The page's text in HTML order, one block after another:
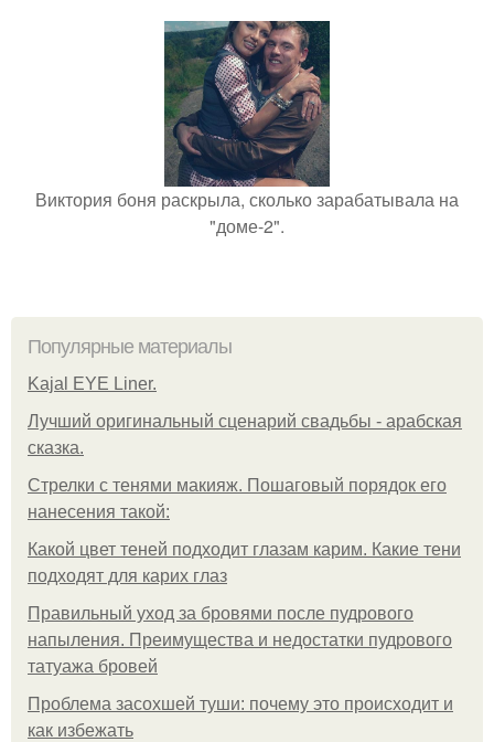
Виктория боня раскрыла, сколько зарабатывала на
"доме-2".
Популярные материалы
Kajal EYE Liner.
Лучший оригинальный сценарий свадьбы - арабская
сказка.
Стрелки с тенями макияж. Пошаговый порядок его
нанесения такой:
Какой цвет теней подходит глазам карим. Какие тени
подходят для карих глаз
Правильный уход за бровями после пудрового
напыления. Преимущества и недостатки пудрового
татуажа бровей
Проблема засохшей туши: почему это происходит и
как избежать